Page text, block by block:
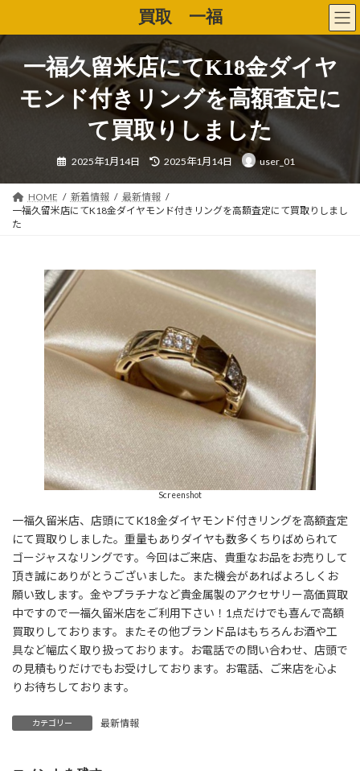
テ
ン
ゲ
ー
買取 一福
一福久留米店にてK18金ダイヤ
モンド付きリングを高額査定に
て買取りしました
2025年1月14日
終
新
日
時
:
2025年1月14日 user_01
HOME 新着情報
最新情報
一福久留米店にてK18金ダイヤモンド付きリングを高額査定にて買取りしまし
た
Screenshot
一福久留米店、店頭にてK18金ダイヤモンド付きリングを高額査定
にて買取りしました。重量もありダイヤも数多くちりばめられて
ゴージャスなリングです。今回はご来店、貴重なお品をお売りして
頂き誠にありがとうございました。また機会があればよろしくお
願い致します。金やプラチナなど貴金属製のアクセサリー高価買取
中ですので一福久留米店をご利用下さい！1点だけでも喜んで高額
買取りしております。またその他ブランド品はもちろんお酒や工
具など幅広く取り扱っております。お電話での問い合わせ、店頭で
の見積もりだけでもお受けしております。お電話、ご来店を心よ
りお待ちしております。
カテゴリー 最新情報